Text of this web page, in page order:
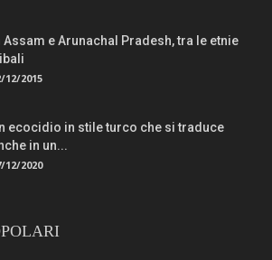
Assam e Arunachal Pradesh, tra le etnie
12/2015
ecocidio in stile turco che si traduce
in un...
12/2020